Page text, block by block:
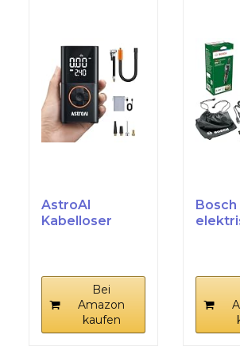
AstroAI
Kabelloser
Bei
Amazon
kaufen
Bosch